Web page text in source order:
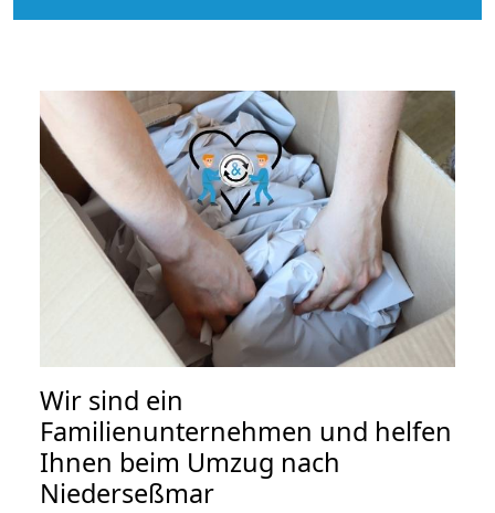
Wir sind ein
Familienunternehmen und helfen
Ihnen beim Umzug nach
Niederseßmar